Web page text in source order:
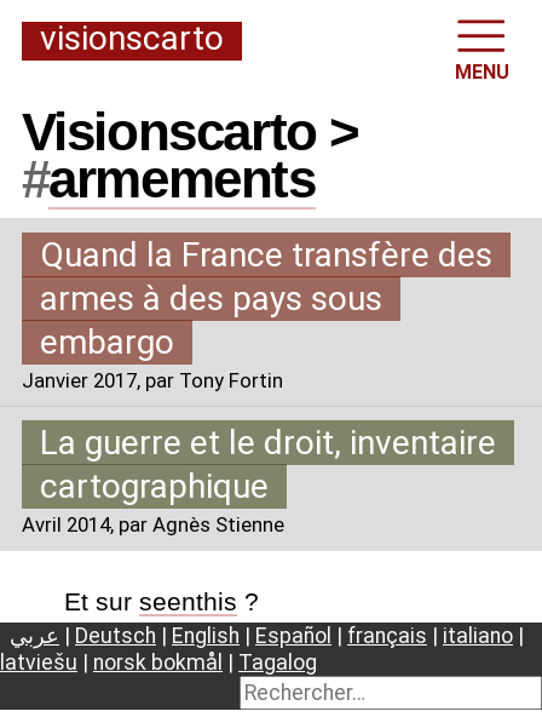
visionscarto
MENU
Visionscarto >
#armements
Quand la France transfère des
armes à des pays sous
embargo
Janvier 2017, par Tony Fortin
La guerre et le droit, inventaire
cartographique
Avril 2014, par Agnès Stienne
Et sur seenthis ?
عربي | Deutsch | English | Español | français | italiano |
latviešu | norsk bokmål | Tagalog